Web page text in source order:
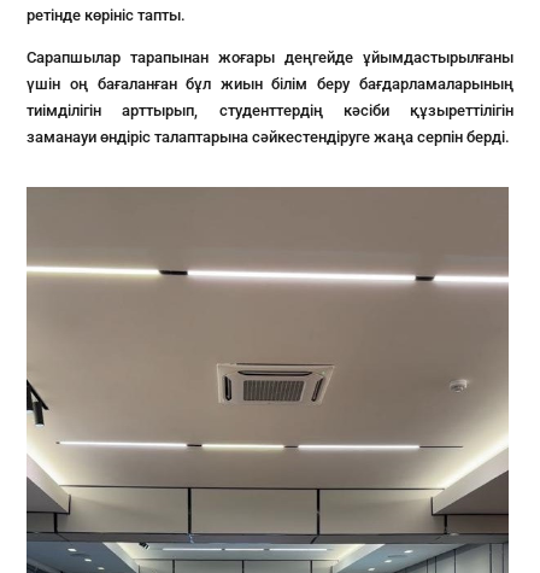
ретінде көрініс тапты.
Сарапшылар тарапынан жоғары деңгейде ұйымдастырылғаны
үшін оң бағаланған бұл жиын білім беру бағдарламаларының
тиімділігін арттырып, студенттердің кәсіби құзыреттілігін
заманауи өндіріс талаптарына сәйкестендіруге жаңа серпін берді.